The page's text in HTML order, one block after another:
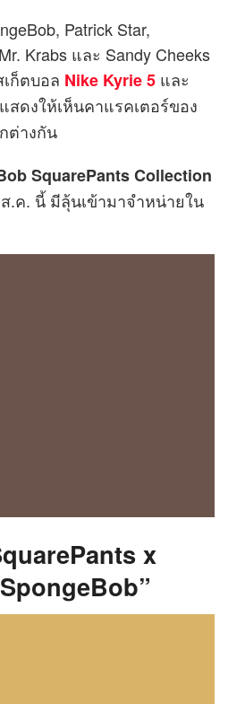
Patrick Star,
Krabs และ Sandy Cheeks
ก็ตบอล Nike Kyrie 5 และ
สดงให้เห็นคาแรคเตอร์ของ
ต่างกัน
SquarePants Collection
.ค. นี้ มีลุ้นเข้ามาจำหน่ายใน
x